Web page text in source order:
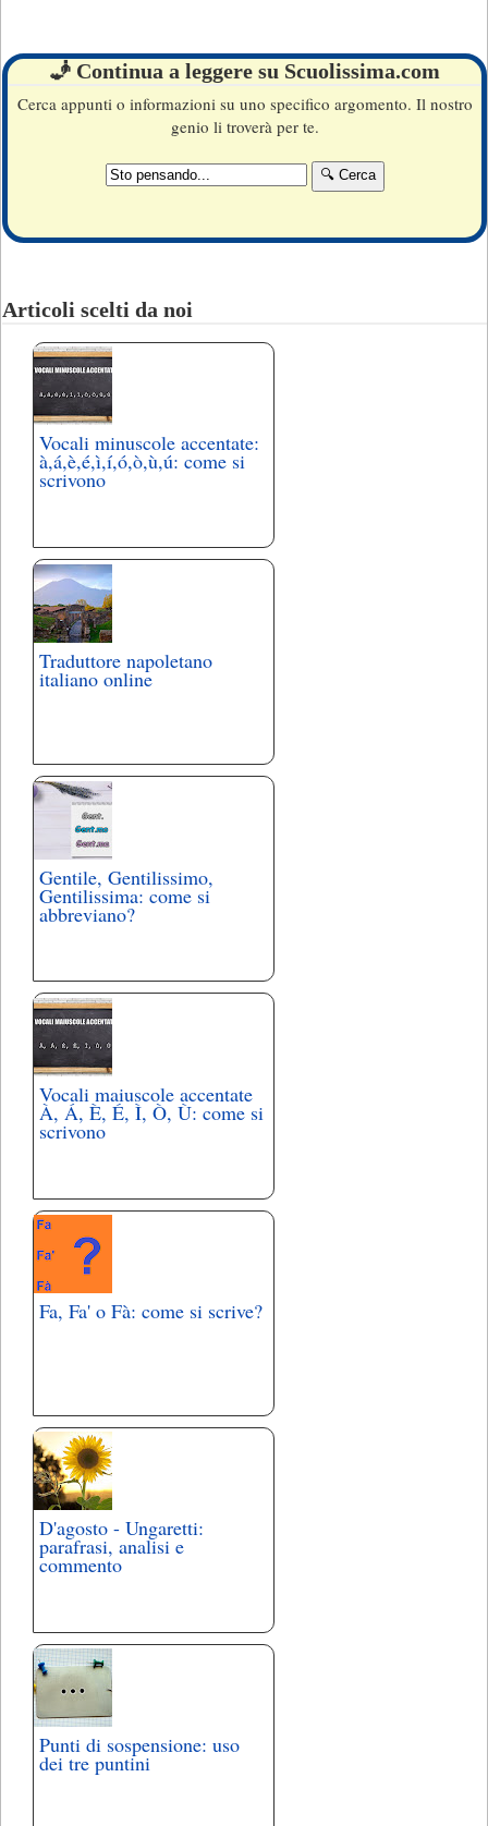
🧞 Continua a leggere su Scuolissima.com
Cerca appunti o informazioni su uno specifico argomento. Il nostro
genio li troverà per te.
Articoli scelti da noi
Vocali minuscole accentate:
à,á,è,é,ì,í,ó,ò,ù,ú: come si
scrivono
Traduttore napoletano
italiano online
Gentile, Gentilissimo,
Gentilissima: come si
abbreviano?
Vocali maiuscole accentate
À, Á, È, É, Ì, Ò, Ù: come si
scrivono
Fa, Fa' o Fà: come si scrive?
D'agosto - Ungaretti:
parafrasi, analisi e
commento
Punti di sospensione: uso
dei tre puntini